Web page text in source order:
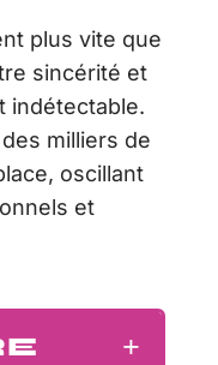
plus vite que
sincérité et
indétectable.
milliers de
oscillant
et